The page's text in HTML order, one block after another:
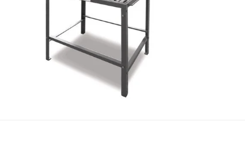
WARSZTATOWE UNICRAFT
UNICRAFT
ZABEZPIECZAJĄCE UNICRAFT
STOŁY